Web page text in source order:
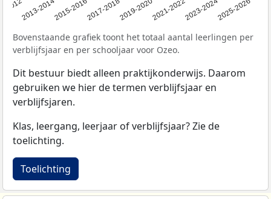
20122013-20142015-20162017-20182019-20202021-20222023-20242025-2026
Bovenstaande grafiek toont het totaal aantal leerlingen per
verblijfsjaar en per schooljaar voor Ozeo.
Dit bestuur biedt alleen praktijkonderwijs. Daarom
gebruiken we hier de termen verblijfsjaar en
verblijfsjaren.
Klas, leergang, leerjaar of verblijfsjaar? Zie de
toelichting.
Toelichting